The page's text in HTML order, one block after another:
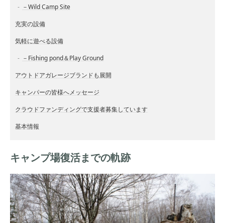
－Wild Camp Site
充実の設備
気軽に遊べる設備
－Fishing pond＆Play Ground
アウトドアガレージブランドも展開
キャンパーの皆様へメッセージ
クラウドファンディングで支援者募集しています
基本情報
キャンプ場復活までの軌跡